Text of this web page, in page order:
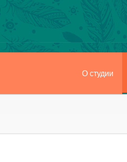
О студии